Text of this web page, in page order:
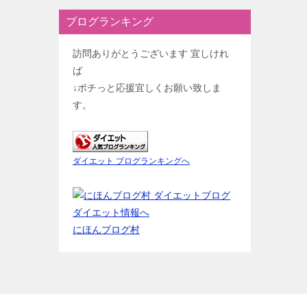
ブログランキング
訪問ありがとうございます 宜しけれ
ば
↓ポチっと応援宜しくお願い致しま
す。
ダイエット ブログランキングへ
にほんブログ村